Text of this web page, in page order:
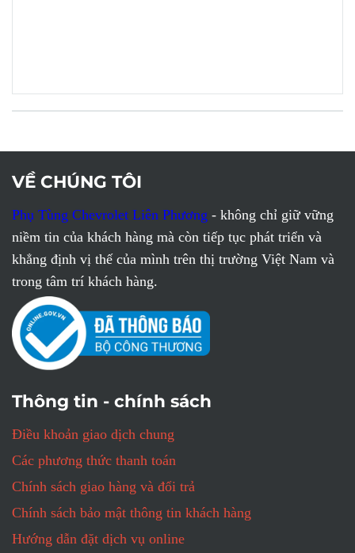
VỀ CHÚNG TÔI
Phụ Tùng Chevrolet Liên Phương - không chỉ giữ vững
niềm tin của khách hàng mà còn tiếp tục phát triển và
khẳng định vị thế của mình trên thị trường Việt Nam và
trong tâm trí khách hàng.
Thông tin - chính sách
Điều khoản giao dịch chung
Các phương thức thanh toán
Chính sách giao hàng và đổi trả
Chính sách bảo mật thông tin khách hàng
Hướng dẫn đặt dịch vụ online